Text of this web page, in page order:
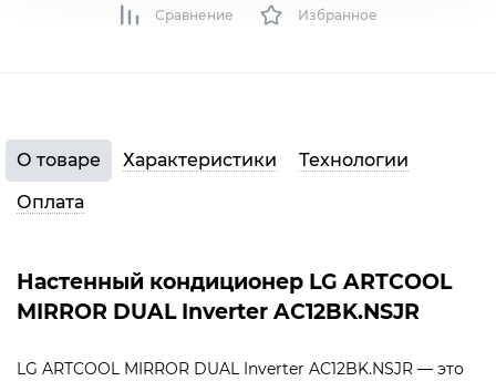
Сравнение Избранное
О товаре Характеристики
Технологии
Оплата
Настенный кондиционер LG ARTCOOL
MIRROR DUAL Inverter AC12BK.NSJR
LG ARTCOOL MIRROR DUAL Inverter AC12BK.NSJR — это